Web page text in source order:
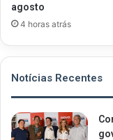
agosto
4 horas atrás
Notícias Recentes